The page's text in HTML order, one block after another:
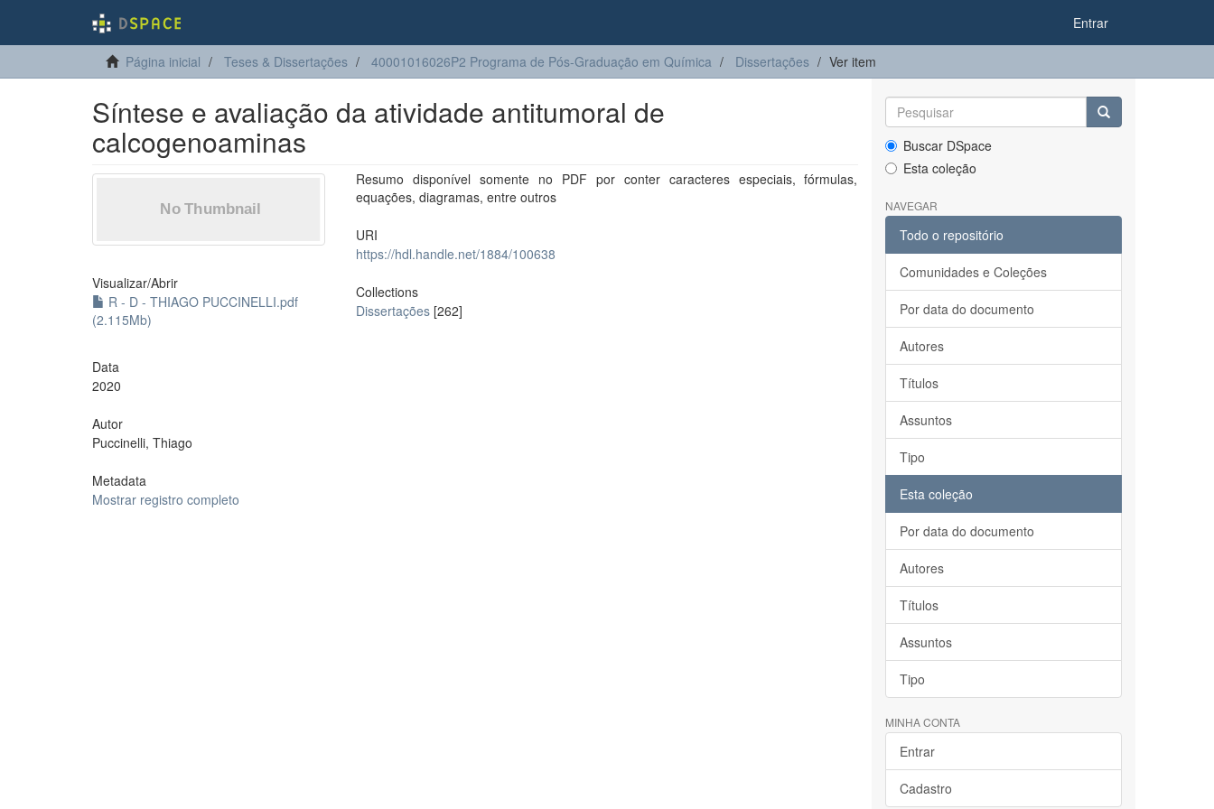
Entrar
Página inicial Teses & Dissertações 40001016026P2 Programa de Pós-Graduação em Química Dissertações Ver item
Síntese e avaliação da atividade antitumoral de
calcogenoaminas
Visualizar/Abrir
R - D - THIAGO PUCCINELLI.pdf
(2.115Mb)
Data
2020
Autor
Puccinelli, Thiago
Metadata
Mostrar registro completo
Resumo disponível somente no PDF por conter caracteres especiais, fórmulas,
equações, diagramas, entre outros
URI
https://hdl.handle.net/1884/100638
Collections
Dissertações [262]
Buscar DSpace
Esta coleção
NAVEGAR
Todo o repositório
Comunidades e Coleções
Por data do documento
Autores
Títulos
Assuntos
Tipo
Esta coleção
Por data do documento
Autores
Títulos
Assuntos
Tipo
MINHA CONTA
Entrar
Cadastro